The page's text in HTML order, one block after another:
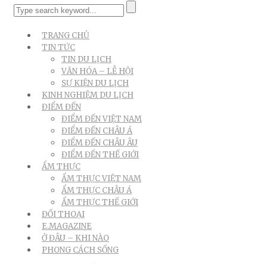
TRANG CHỦ
TIN TỨC
TIN DU LỊCH
VĂN HÓA – LỄ HỘI
SỰ KIỆN DU LỊCH
KINH NGHIỆM DU LỊCH
ĐIỂM ĐẾN
ĐIỂM ĐẾN VIỆT NAM
ĐIỂM ĐẾN CHÂU Á
ĐIỂM ĐẾN CHÂU ÂU
ĐIỂM ĐẾN THẾ GIỚI
ẨM THỰC
ẨM THỰC VIỆT NAM
ẨM THỰC CHÂU Á
ẨM THỰC THẾ GIỚI
ĐỐI THOẠI
E.MAGAZINE
Ở ĐÂU – KHI NÀO
PHONG CÁCH SỐNG